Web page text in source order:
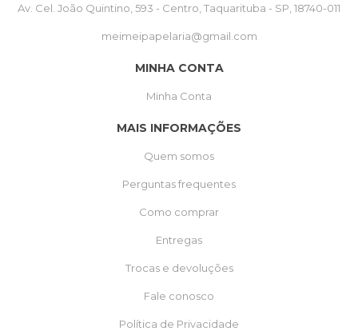
Av. Cel. João Quintino, 593 - Centro, Taquarituba - SP, 18740-011
meimeipapelaria@gmail.com
MINHA CONTA
Minha Conta
MAIS INFORMAÇÕES
Quem somos
Perguntas frequentes
Como comprar
Entregas
Trocas e devoluções
Fale conosco
Política de Privacidade